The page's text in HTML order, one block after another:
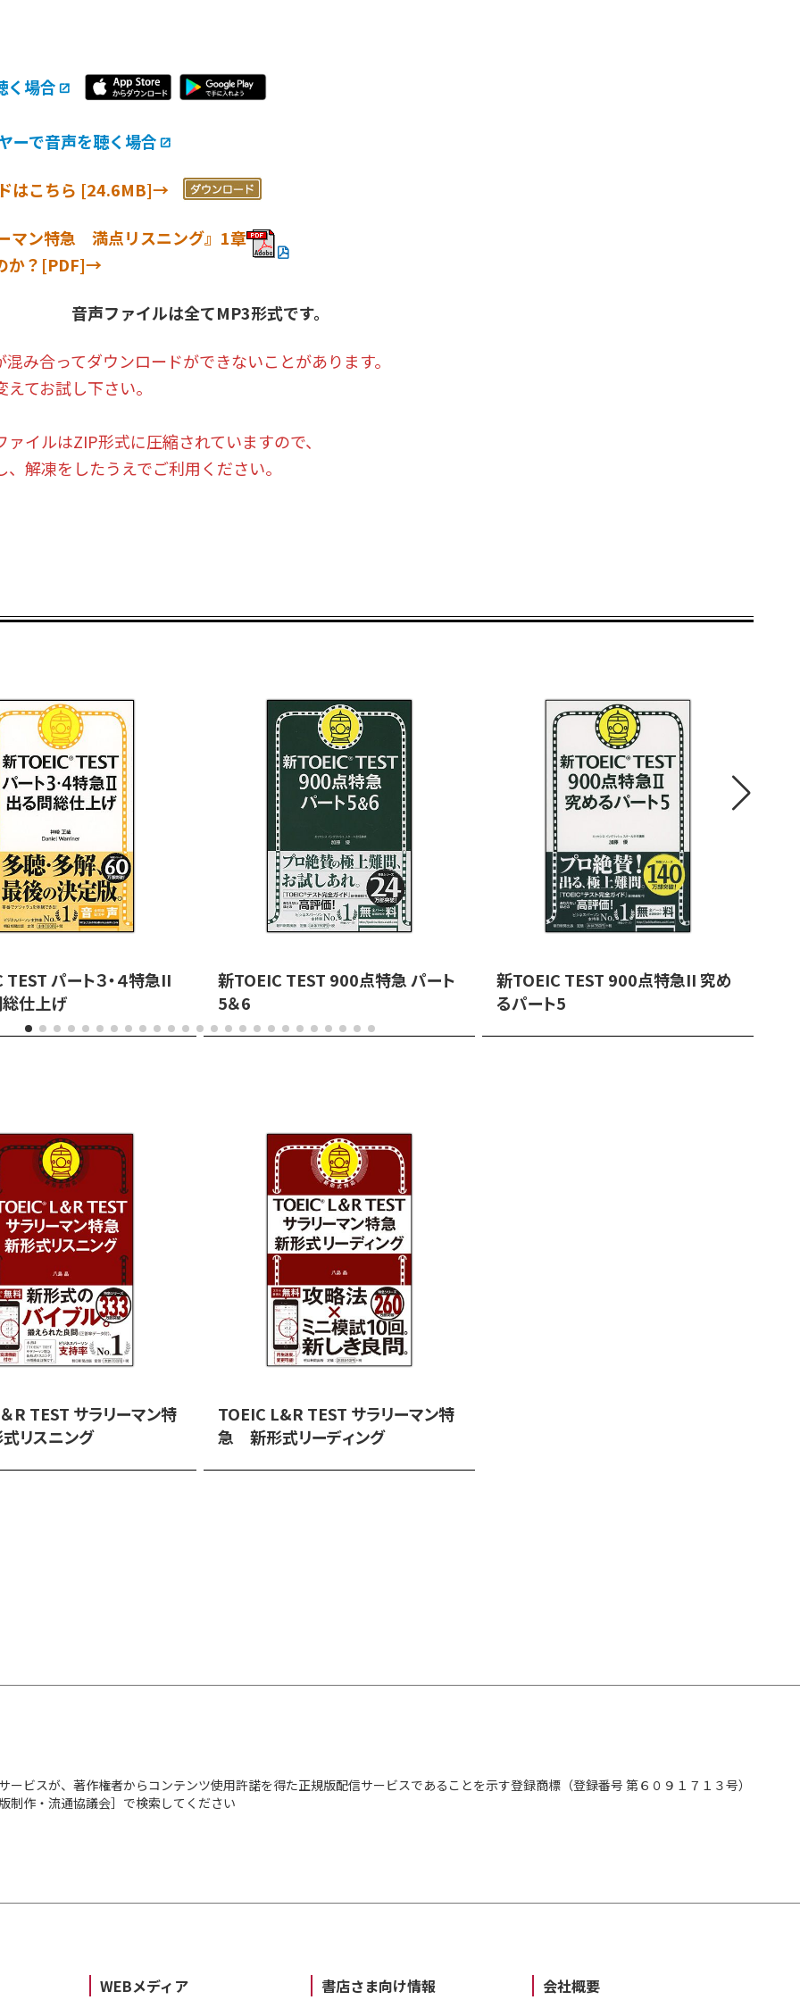
く場合
ーで音声を聴く場合
はこちら [24.6MB]→
マン特急 満点リスニング』1章
か？[PDF]→
音声ファイルは全てMP3形式です。
み合ってダウンロードができないことがあります。
てお試し下さい。
イルはZIP形式に圧縮されていますので、
解凍をしたうえでご利用ください。
パート３・４特急II
仕上げ
新TOEIC TEST 900点特急 パート
5＆6
新TOEIC TEST 900点特急II 究め
るパート5
R TEST サラリーマン特
リスニング
TOEIC L&R TEST サラリーマン特
急 新形式リーディング
ビスが、著作権者からコンテンツ使用許諾を得た正規版配信サービスであることを示す登録商標（登録番号 第６０９１７１３号）
制作・流通協議会］で検索してください
WEBメディア 書店さま向け情報 会社概要